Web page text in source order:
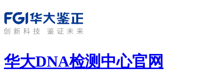
华大DNA检测中心官网